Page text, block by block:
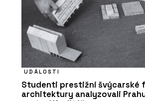
UDÁLOSTI
Studenti prestižní švýcarské
architektury analyzovali